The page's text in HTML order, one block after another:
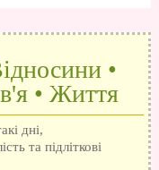
•
• Життя
дні,
та підліткові